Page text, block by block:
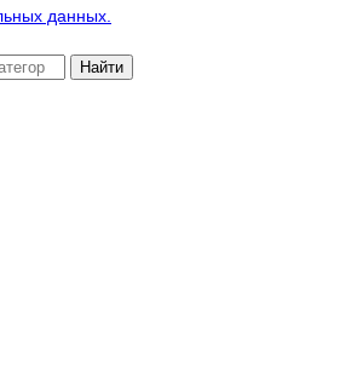
данных.
Найти